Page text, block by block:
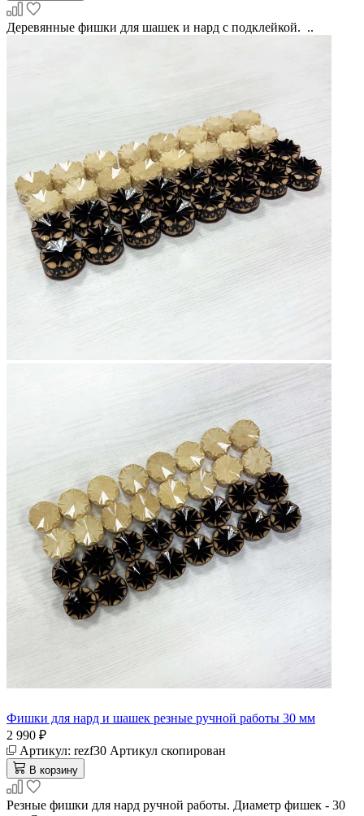
Деревянные фишки для шашек и нард с подклейкой. ..
Фишки для нард и шашек резные ручной работы 30 мм
2 990 ₽
Артикул: rezf30 Артикул скопирован
В корзину
Резные фишки для нард ручной работы. Диаметр фишек - 30